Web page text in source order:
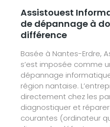
Assistouest
de dépannage à
différence
Basée à Nantes-Erdre,
s’est imposée comme
dépannage
région nantaise.
directement chez les
diagnostiquer et
courantes (ordinateur